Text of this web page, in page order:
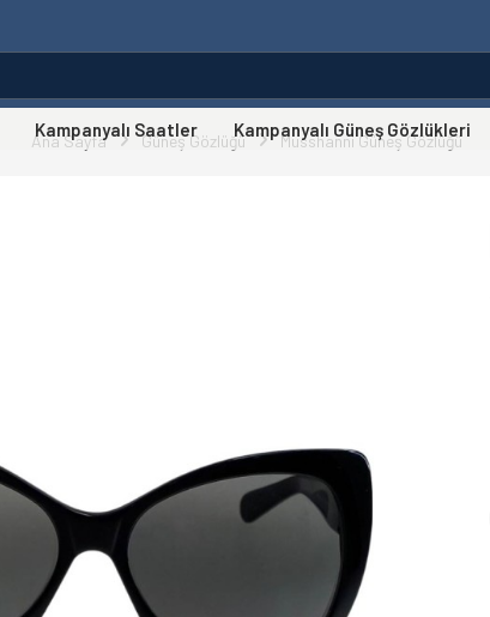
Kampanyalı Saatler Kampanyalı Güneş Gözlükleri
Ana Sayfa Güneş Gözlüğü Musshanni Güneş Gözlüğü